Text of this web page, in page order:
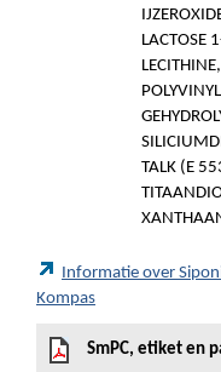
LACTOSE
TALK (E
Informatie over
Kompas
SmPC, etiket en